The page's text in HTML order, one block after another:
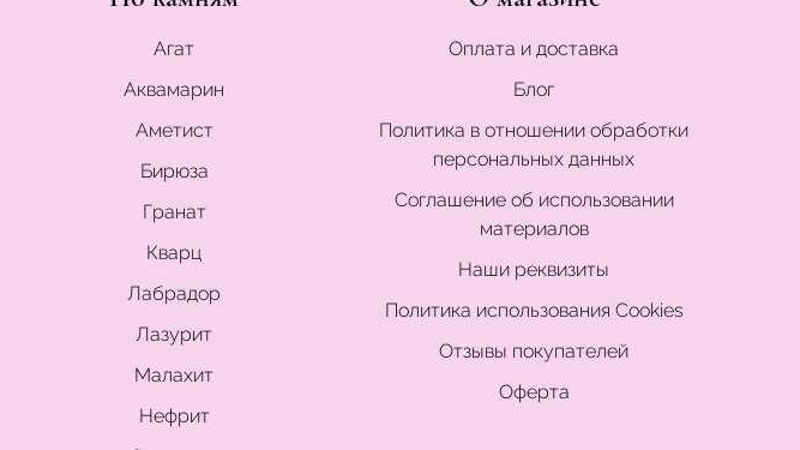
Агат
Аквамарин
Аметист
Бирюза
Гранат
Кварц
Лабрадор
Лазурит
Малахит
Нефрит
Оплата и доставка
Блог
Политика в отношении обработки
персональных данных
Соглашение об использовании
материалов
Наши реквизиты
Политика использования Cookies
Отзывы покупателей
Оферта